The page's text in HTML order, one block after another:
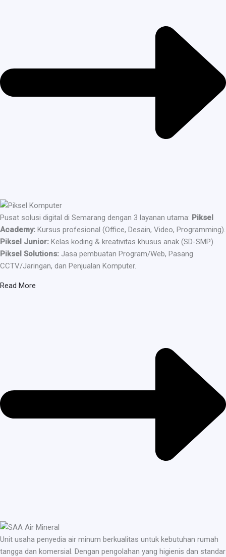
Pusat solusi digital di Semarang dengan 3 layanan utama: Piksel
Academy: Kursus profesional (Office, Desain, Video, Programming).
Piksel Junior: Kelas koding & kreativitas khusus anak (SD-SMP).
Piksel Solutions: Jasa pembuatan Program/Web, Pasang
CCTV/Jaringan, dan Penjualan Komputer.
Read More
Unit usaha penyedia air minum berkualitas untuk kebutuhan rumah
tangga dan komersial. Dengan pengolahan yang higienis dan standar